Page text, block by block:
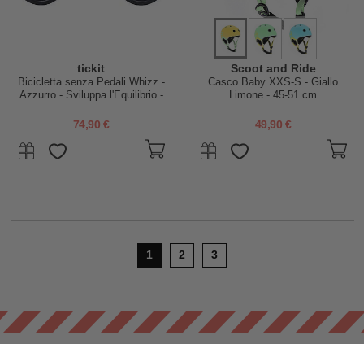
tickit
Bicicletta senza Pedali Whizz -
Azzurro - Sviluppa l'Equilibrio -
74,90 €
Scoot and Ride
Casco Baby XXS-S - Giallo
Limone - 45-51 cm
49,90 €
1 2 3